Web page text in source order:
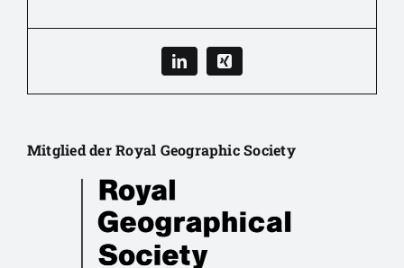
Mitglied der Royal Geographic Society